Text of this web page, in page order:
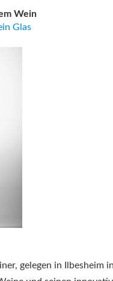
Wein
Glas
gelegen in Ilbesheim